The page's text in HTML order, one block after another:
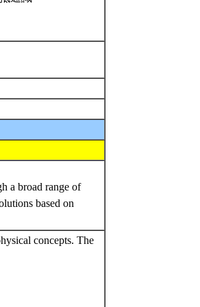
a broad range of
based on
concepts. The